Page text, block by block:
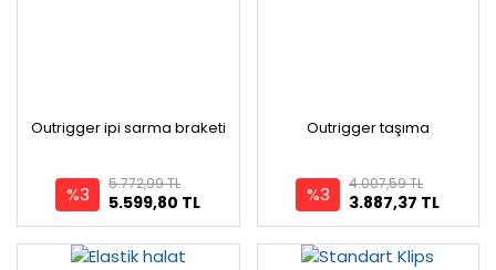
Outrigger ipi sarma braketi
%3 5.599,80 TL
5.772,99 TL
Outrigger taşıma
%3 3.887,37 TL
4.007,59 TL